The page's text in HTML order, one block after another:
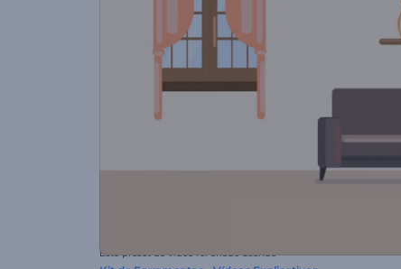
Este preset de vídeo foi criado usando